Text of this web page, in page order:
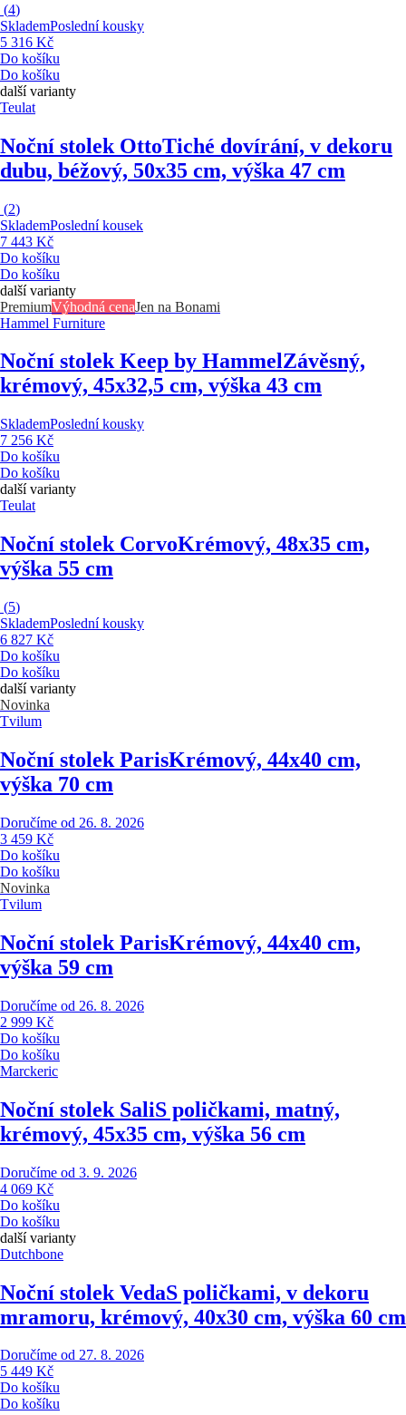
(4)
SklademPoslední kousky
5 316 Kč
Do košíku
Do košíku
další varianty
Teulat
Noční stolek OttoTiché dovírání, v dekoru
dubu, béžový, 50x35 cm, výška 47 cm
(2)
SklademPoslední kousek
7 443 Kč
Do košíku
Do košíku
další varianty
PremiumVýhodná cenaJen na Bonami
Hammel Furniture
Noční stolek Keep by HammelZávěsný,
krémový, 45x32,5 cm, výška 43 cm
SklademPoslední kousky
7 256 Kč
Do košíku
Do košíku
další varianty
Teulat
Noční stolek CorvoKrémový, 48x35 cm,
výška 55 cm
(5)
SklademPoslední kousky
6 827 Kč
Do košíku
Do košíku
další varianty
Novinka
Tvilum
Noční stolek ParisKrémový, 44x40 cm,
výška 70 cm
Doručíme od 26. 8. 2026
3 459 Kč
Do košíku
Do košíku
Novinka
Tvilum
Noční stolek ParisKrémový, 44x40 cm,
výška 59 cm
Doručíme od 26. 8. 2026
2 999 Kč
Do košíku
Do košíku
Marckeric
Noční stolek SaliS poličkami, matný,
krémový, 45x35 cm, výška 56 cm
Doručíme od 3. 9. 2026
4 069 Kč
Do košíku
Do košíku
další varianty
Dutchbone
Noční stolek VedaS poličkami, v dekoru
mramoru, krémový, 40x30 cm, výška 60 cm
Doručíme od 27. 8. 2026
5 449 Kč
Do košíku
Do košíku